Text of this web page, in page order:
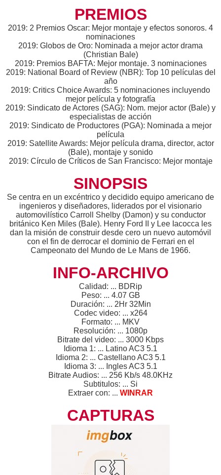
PREMIOS
2019: 2 Premios Oscar: Mejor montaje y efectos sonoros. 4
nominaciones
2019: Globos de Oro: Nominada a mejor actor drama
(Christian Bale)
2019: Premios BAFTA: Mejor montaje. 3 nominaciones
2019: National Board of Review (NBR): Top 10 películas del
año
2019: Critics Choice Awards: 5 nominaciones incluyendo
mejor película y fotografía
2019: Sindicato de Actores (SAG): Nom. mejor actor (Bale) y
especialistas de acción
2019: Sindicato de Productores (PGA): Nominada a mejor
película
2019: Satellite Awards: Mejor película drama, director, actor
(Bale), montaje y sonido
2019: Círculo de Críticos de San Francisco: Mejor montaje
SINOPSIS
Se centra en un excéntrico y decidido equipo americano de
ingenieros y diseñadores, liderados por el visionario
automovilístico Carroll Shelby (Damon) y su conductor
británico Ken Miles (Bale). Henry Ford II y Lee Iacocca les
dan la misión de construir desde cero un nuevo automóvil
con el fin de derrocar el dominio de Ferrari en el
Campeonato del Mundo de Le Mans de 1966.
INFO-ARCHIVO
Calidad: ... BDRip
Peso: ... 4.07 GB
Duración: ... 2Hr 32Min
Codec video: ... x264
Formato: ... MKV
Resolución: ... 1080p
Bitrate del video: ... 3000 Kbps
Idioma 1: ... Latino AC3 5.1
Idioma 2: ... Castellano AC3 5.1
Idioma 3: ... Ingles AC3 5.1
Bitrate Audios: ... 256 Kb/s 48.0KHz
Subtitulos: ... Si
Extraer con: ... WINRAR
CAPTURAS